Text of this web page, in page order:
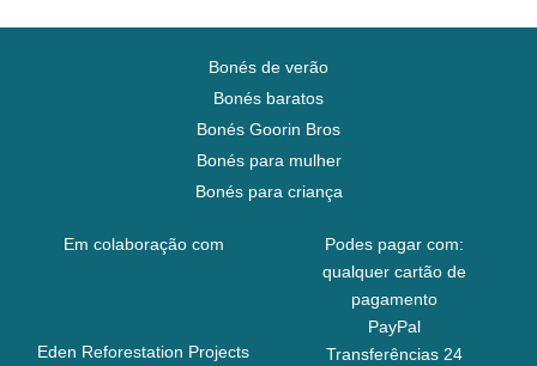
Bonés de verão
Bonés baratos
Bonés Goorin Bros
Bonés para mulher
Bonés para criança
Em colaboração com
Eden Reforestation Projects
Podes pagar com:
qualquer cartão de
pagamento
PayPal
Transferências 24